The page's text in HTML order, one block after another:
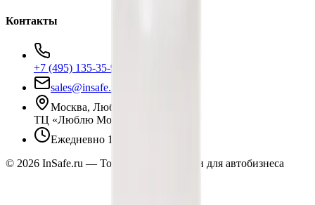
Контакты
+7 (495) 135-35-99
sales@insafe.ru
Москва, Люблинская ул., 153.
ТЦ «Люблю Молл», -1 уровень
Ежедневно 10:00 — 19:00
© 2026 InSafe.ru — Товары и технологии для автобизнеса